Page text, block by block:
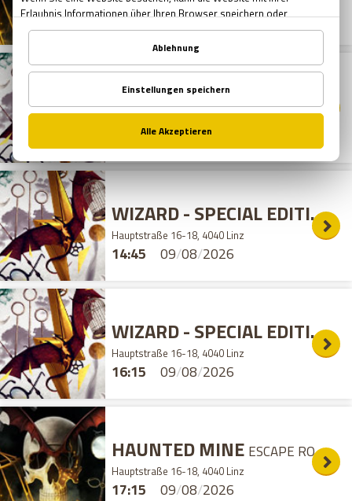
09/08/2026
12:45
09/08/2026
13:15
Hauptstraße 16-18, 4040 Linz
09/08/2026
14:45
WIZARD - SPECIAL EDITION
Hauptstraße 16-18, 4040 Linz
09/08/2026
16:15
WIZARD - SPECIAL EDITION
Hauptstraße 16-18, 4040 Linz
09/08/2026
17:15
HAUNTED MINE ESCAPE ROOM
Hauptstraße 16-18, 4040 Linz